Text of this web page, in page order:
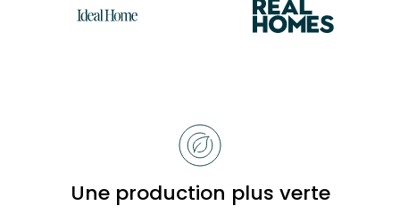
BobbiUne production plus verte